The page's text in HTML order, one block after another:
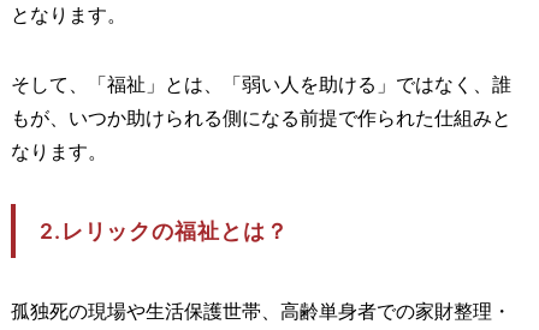
となります。
そして、「福祉」とは、「弱い人を助ける」ではなく、誰
もが、いつか助けられる側になる前提で作られた仕組みと
なります。
2.レリックの福祉とは？
孤独死の現場や生活保護世帯、高齢単身者での家財整理・